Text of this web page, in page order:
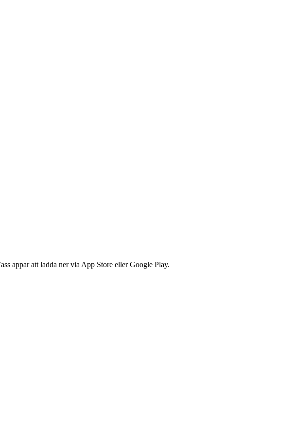
appar att ladda ner via App Store eller Google Play.